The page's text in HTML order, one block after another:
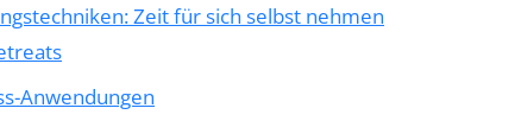
Zeit für sich selbst nehmen
Anwendungen